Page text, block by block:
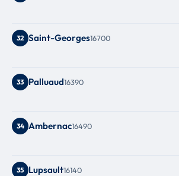
32 Saint-Georges16700
33 Palluaud16390
34 Ambernac16490
35 Lupsault16140